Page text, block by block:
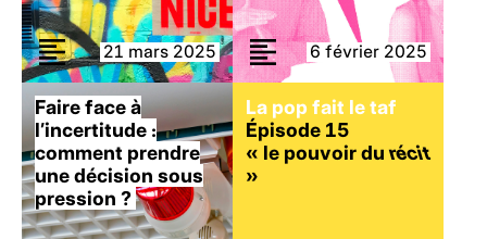
21 mars 2025 6 février 2025
Faire face à
l’incertitude :
comment prendre
une décision sous
pression ?
La pop fait le taf
Épisode 15
« le pouvoir du récit
»